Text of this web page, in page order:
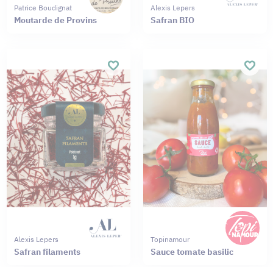
Patrice Boudignat
Moutarde de Provins
Alexis Lepers
Safran BIO
Alexis Lepers
Safran filaments
Topinamour
Sauce tomate basilic